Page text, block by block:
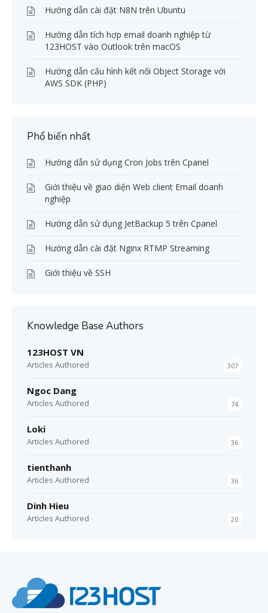
Hướng dẫn cài đặt N8N trên Ubuntu
Hướng dẫn tích hợp email doanh nghiệp từ
123HOST vào Outlook trên macOS
Hướng dẫn cấu hình kết nối Object Storage với
AWS SDK (PHP)
Phổ biến nhất
Hướng dẫn sử dụng Cron Jobs trên Cpanel
Giới thiệu về giao diện Web client Email doanh
nghiệp
Hướng dẫn sử dụng JetBackup 5 trên Cpanel
Hướng dẫn cài đặt Nginx RTMP Streaming
Giới thiệu về SSH
Knowledge Base Authors
123HOST VN
Articles Authored 307
Ngoc Dang
Articles Authored 74
Loki
Articles Authored 36
tienthanh
Articles Authored 36
Dinh Hieu
Articles Authored 20